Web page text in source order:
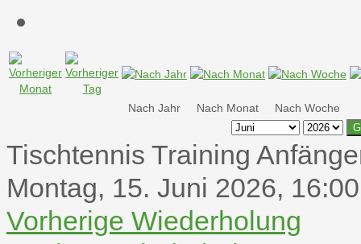
Nach Jahr Nach Monat Nach Woche
Tischtennis Training
Montag, 15. Juni 2026,
Vorherige Wiederholung